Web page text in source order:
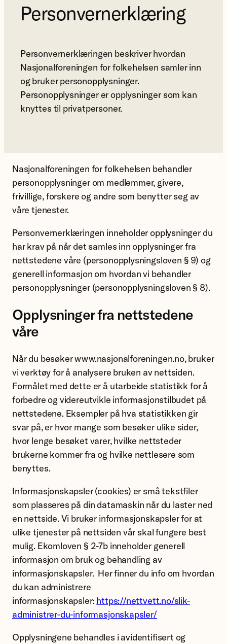
Personvernerklæring
Personvernerklæringen beskriver hvordan
Nasjonalforeningen for folkehelsen samler inn
og bruker personopplysninger.
Personopplysninger er opplysninger som kan
knyttes til privatpersoner.
Nasjonalforeningen for folkehelsen behandler
personopplysninger om medlemmer, givere,
frivillige, forskere og andre som benytter seg av
våre tjenester.
Personvernerklæringen inneholder opplysninger du
har krav på når det samles inn opplysninger fra
nettstedene våre (personopplysningsloven § 9) og
generell informasjon om hvordan vi behandler
personopplysninger (personopplysningsloven § 8).
Opplysninger fra nettstedene
våre
Når du besøker www.nasjonalforeningen.no, bruker
vi verktøy for å analysere bruken av nettsiden.
Formålet med dette er å utarbeide statistikk for å
forbedre og videreutvikle informasjonstilbudet på
nettstedene. Eksempler på hva statistikken gir
svar på, er hvor mange som besøker ulike sider,
hvor lenge besøket varer, hvilke nettsteder
brukerne kommer fra og hvilke nettlesere som
benyttes.
Informasjonskapsler (cookies) er små tekstfiler
som plasseres på din datamaskin når du laster ned
en nettside. Vi bruker informasjonskapsler for at
ulike tjenester på nettsiden vår skal fungere best
mulig. Ekomloven § 2-7b inneholder generell
informasjon om bruk og behandling av
informasjonskapsler. Her finner du info om hvordan
du kan administrere
informasjonskapsler: https://nettvett.no/slik-
administrer-du-informasjonskapsler/
Opplysningene behandles i avidentifisert og